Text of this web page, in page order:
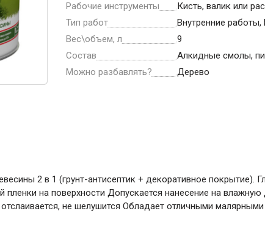
Рабочие инструменты
Кисть, валик или
Тип работ
Внутренние
Вес\объем, л
9
Состав
Алкидные смолы,
Можно разбавлять?
Дерево
2 в 1 (грунт-антисептик + декоративное покрытие).
пленки на поверхности Допускается нанесение на
не шелушится Обладает отличными
Малярный инструмент
Специализированный инструмент
Пистолеты для ремонта
Инструмент для штукатурно-отделочных
Товары для бани и сауны
Оборудование для клининга и уборки